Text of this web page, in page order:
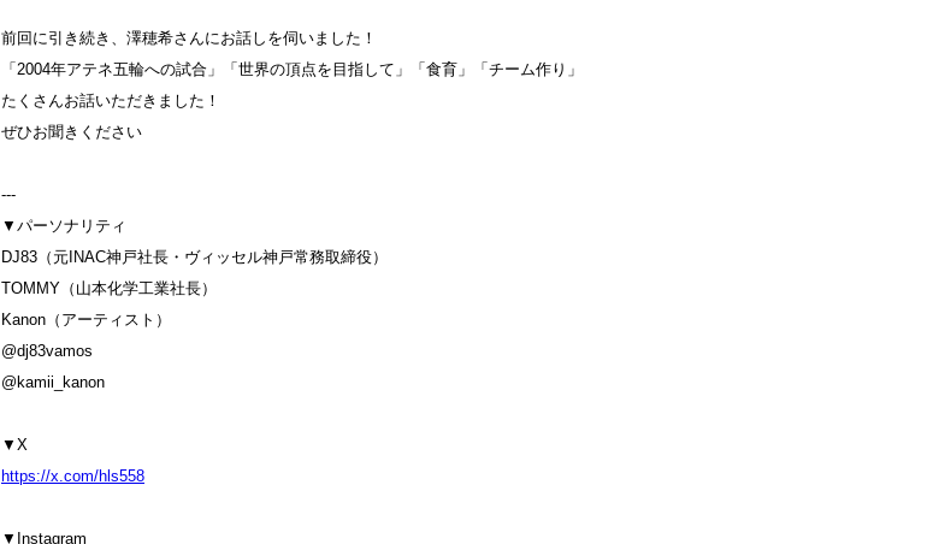
前回に引き続き、澤穂希さんにお話しを伺いました！
「2004年アテネ五輪への試合」「世界の頂点を目指して」「食育」「チーム作り」
たくさんお話いただきました！
ぜひお聞きください
---
▼パーソナリティ
DJ83（元INAC神戸社長・ヴィッセル神戸常務取締役）
TOMMY（山本化学工業社長）
Kanon（アーティスト）
@dj83vamos
@kamii_kanon
▼X
https://x.com/hls558
▼Instagram